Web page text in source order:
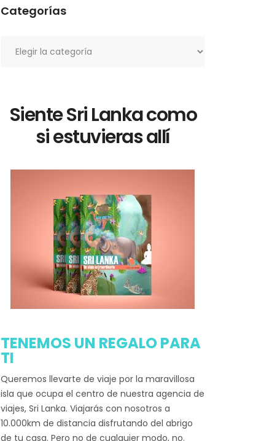
Categorías
Siente Sri Lanka como
si estuvieras allí
TENEMOS UN REGALO PARA
TI
Queremos llevarte de viaje por la maravillosa
isla que ocupa el centro de nuestra agencia de
viajes, Sri Lanka. Viajarás con nosotros a
10.000km de distancia disfrutando del abrigo
de tu casa. Pero no de cualquier modo, no.